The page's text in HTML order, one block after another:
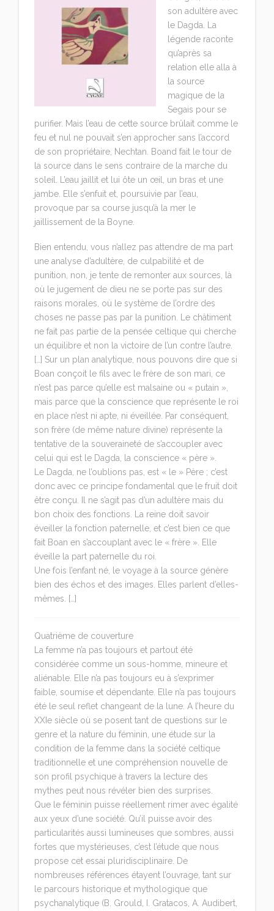
son adultère avec
le Dagda. La
légende raconte
qu’après sa
relation elle alla à
la source
magique de la
Segais pour se
purifier. Mais l’eau de cette source brûlait comme le
feu et nul ne pouvait s’en approcher sans l’accord
de son propriétaire, Nechtan. Boand fait le tour de
la source dans le sens contraire de la marche du
soleil. L’eau jaillit et lui ôte un œil, un bras et une
jambe. Elle s’enfuit et, poursuivie par l’eau,
provoque par sa course jusqu’à la mer le
jaillissement de la Boyne.
Bien entendu, vous n’allez pas attendre de ma part
une analyse d’adultère, de culpabilité et de
punition, non, je tente de remonter aux sources, là
où le jugement de dieu ne se porte pas sur des
raisons morales, où le système de l’ordre des
choses ne passe pas par la punition. Le châtiment
ne fait pas partie de la pensée celtique qui cherche
un équilibre et non la victoire de l’un contre l’autre.
[…] Sur un plan analytique, nous pouvons dire que si
Boan conçoit le fils avec le frère de son mari, ce
n’est pas parce qu’elle est malsaine ou « putain »,
mais parce que la conscience que représente le roi
en place n’est ni apte, ni éveillée. Par conséquent,
son frère (de même nature divine) représente la
tentative de la souveraineté de s’accoupler avec
celui qui est le Dagda, la conscience « père ».
Le Dagda, ne l’oublions pas, est « le » Père ; c’est
donc avec ce principe fondamental que le fruit doit
être conçu. Il ne s’agit pas d’un adultère mais du
bon choix des fonctions. La reine doit savoir
éveiller la fonction paternelle, et c’est bien ce que
fait Boan en s’accouplant avec le « frère ». Elle
éveille la part paternelle du roi.
Une fois l’enfant né, le voyage à la source génère
bien des échos et des images. Elles parlent d’elles-
mêmes. […]
Quatrième de couverture
La femme n’a pas toujours et partout été
considérée comme un sous-homme, mineure et
aliénable. Elle n’a pas toujours eu à s’exprimer
faible, soumise et dépendante. Elle n’a pas toujours
été le seul reflet changeant de la lune. A l’heure du
XXIe siècle où se posent tant de questions sur le
genre et la nature du féminin, une étude sur la
condition de la femme dans la société celtique
traditionnelle et une compréhension nouvelle de
son profil psychique à travers la lecture des
mythes peut nous révéler bien des surprises.
Que le féminin puisse réellement rimer avec égalité
aux yeux d’une société. Qu’il puisse avoir des
particularités aussi lumineuses que sombres, aussi
fortes que mystérieuses, c’est l’étude que nous
propose cet essai pluridisciplinaire. De
nombreuses références étayent l’ouvrage, tant sur
le parcours historique et mythologique que
psychanalytique (B. Grould, I. Gratacos, A. Audibert,